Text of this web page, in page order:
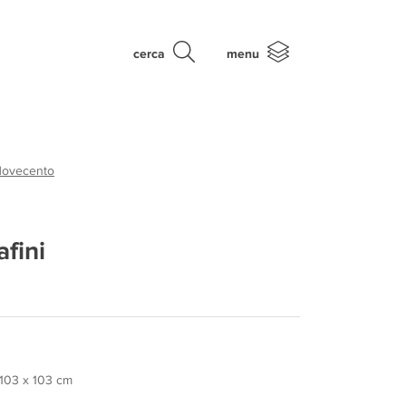
cerca menu
x 103 cm